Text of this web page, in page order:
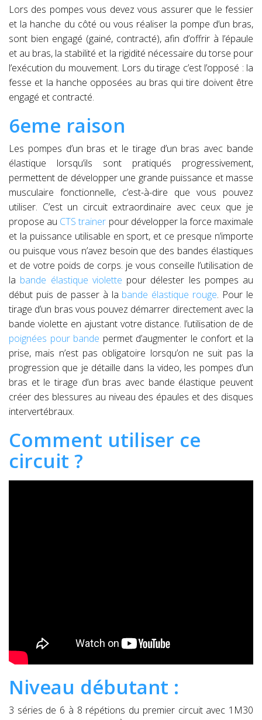
Lors des pompes vous devez vous assurer que le fessier
et la hanche du côté ou vous réaliser la pompe d’un bras,
sont bien engagé (gainé, contracté), afin d’offrir à l’épaule
et au bras, la stabilité et la rigidité nécessaire du torse pour
l’exécution du mouvement. Lors du tirage c’est l’opposé : la
fesse et la hanche opposées au bras qui tire doivent être
engagé et contracté.
6eme raison
Les pompes d’un bras et le tirage d’un bras avec bande
élastique lorsqu’ils sont pratiqués progressivement,
permettent de développer une grande puissance et masse
musculaire fonctionnelle, c’est-à-dire que vous pouvez
utiliser. C’est un circuit extraordinaire avec ceux que je
propose au CTS trainer pour développer la force maximale
et la puissance utilisable en sport, et ce presque n’importe
ou puisque vous n’avez besoin que des bandes élastiques
et de votre poids de corps. je vous conseille l’utilisation de
la bande élastique violette pour délester les pompes au
début puis de passer à la bande élastique rouge. Pour le
tirage d’un bras vous pouvez démarrer directement avec la
bande violette en ajustant votre distance. l’utilisation de de
poignées pour bande permet d’augmenter le confort et la
prise, mais n’est pas obligatoire lorsqu’on ne suit pas la
progression que je détaille dans la video, les pompes d’un
bras et le tirage d’un bras avec bande élastique peuvent
créer des blessures au niveau des épaules et des disques
intervertébraux.
Comment utiliser ce
circuit ?
Niveau débutant :
3 séries de 6 à 8 répétions du premier circuit avec 1M30